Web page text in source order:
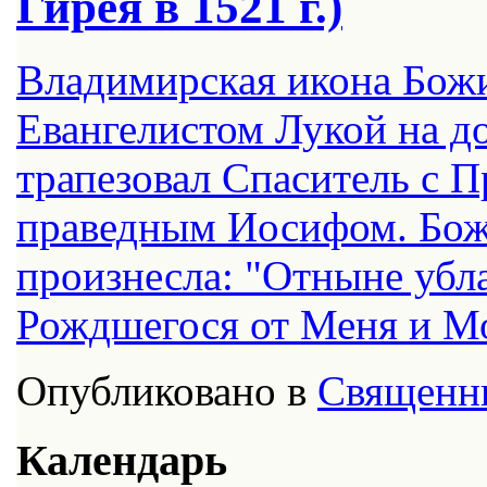
Владимирская икона
Евангелистом Лукой на
трапезовал Спаситель с
праведным Иосифом.
произнесла: "Отныне
Рождшегося от Меня и
Опубликовано в
Календарь